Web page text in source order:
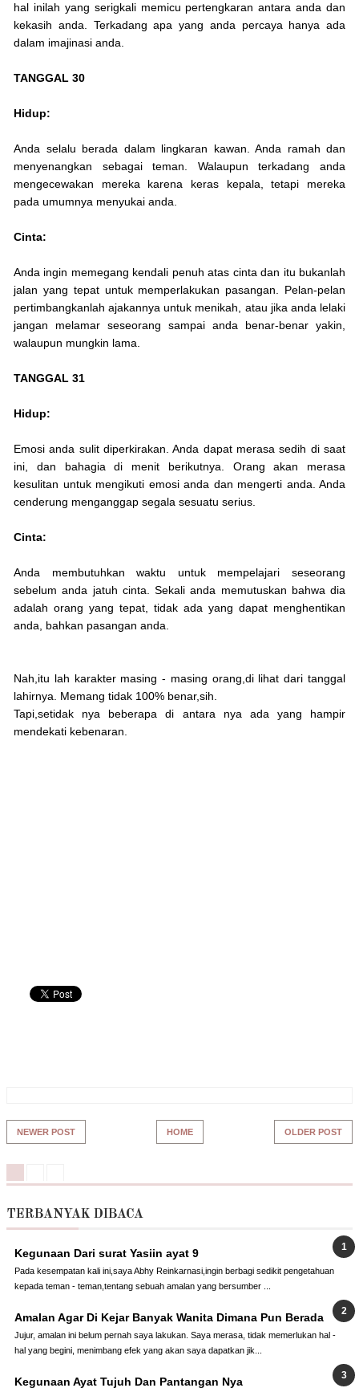
hal inilah yang serigkali memicu pertengkaran antara anda dan
kekasih anda. Terkadang apa yang anda percaya hanya ada
dalam imajinasi anda.
TANGGAL 30
Hidup:
Anda selalu berada dalam lingkaran kawan. Anda ramah dan
menyenangkan sebagai teman. Walaupun terkadang anda
mengecewakan mereka karena keras kepala, tetapi mereka
pada umumnya menyukai anda.
Cinta:
Anda ingin memegang kendali penuh atas cinta dan itu bukanlah
jalan yang tepat untuk memperlakukan pasangan. Pelan-pelan
pertimbangkanlah ajakannya untuk menikah, atau jika anda lelaki
jangan melamar seseorang sampai anda benar-benar yakin,
walaupun mungkin lama.
TANGGAL 31
Hidup:
Emosi anda sulit diperkirakan. Anda dapat merasa sedih di saat
ini, dan bahagia di menit berikutnya. Orang akan merasa
kesulitan untuk mengikuti emosi anda dan mengerti anda. Anda
cenderung menganggap segala sesuatu serius.
Cinta:
Anda membutuhkan waktu untuk mempelajari seseorang
sebelum anda jatuh cinta. Sekali anda memutuskan bahwa dia
adalah orang yang tepat, tidak ada yang dapat menghentikan
anda, bahkan pasangan anda.
Nah,itu lah karakter masing - masing orang,di lihat dari tanggal
lahirnya. Memang tidak 100% benar,sih.
Tapi,setidak nya beberapa di antara nya ada yang hampir
mendekati kebenaran.
NEWER POST OLDER POST
HOME
TERBANYAK DIBACA
Kegunaan Dari surat Yasiin ayat 9
Pada kesempatan kali ini,saya Abhy Reinkarnasi,ingin berbagi sedikit pengetahuan
kepada teman - teman,tentang sebuah amalan yang bersumber ...
Amalan Agar Di Kejar Banyak Wanita Dimana Pun Berada
Jujur, amalan ini belum pernah saya lakukan. Saya merasa, tidak memerlukan hal -
hal yang begini, menimbang efek yang akan saya dapatkan jik...
Kegunaan Ayat Tujuh Dan Pantangan Nya